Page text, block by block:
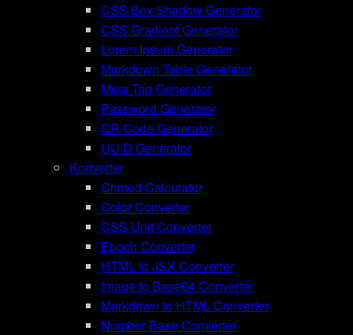
CSS Box Shadow Generator
CSS Gradient Generator
Lorem Ipsum Generator
Markdown Table Generator
Meta Tag Generator
Password Generator
QR Code Generator
UUID Generator
Konverter
Chmod Calculator
Color Converter
CSS Unit Converter
Epoch Converter
HTML to JSX Converter
Image to Base64 Converter
Markdown to HTML Converter
Number Base Converter